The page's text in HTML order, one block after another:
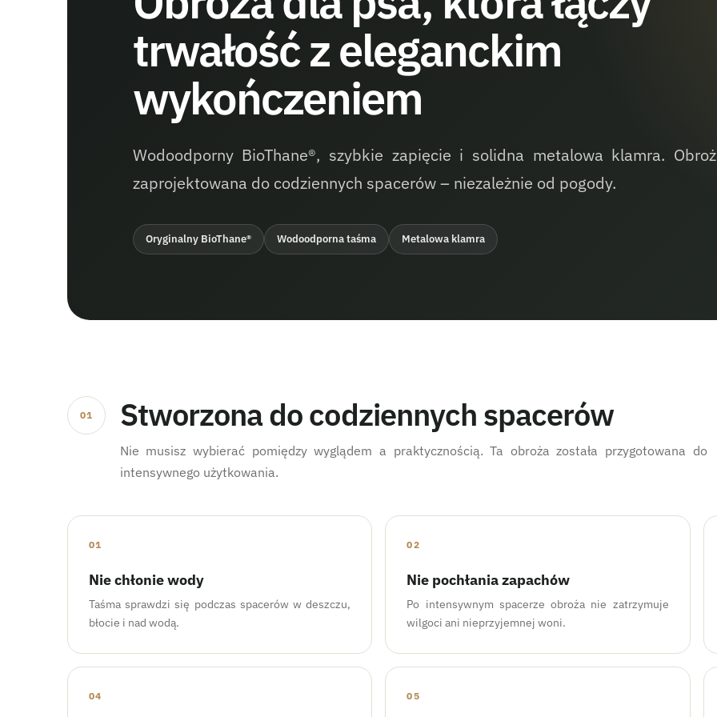
trwałość z eleganckim
wykończeniem
Wodoodporny BioThane®, szybkie zapięcie i solidna metalowa klamra.
zaprojektowana do codziennych spacerów – niezależnie od pogody.
Oryginalny BioThane® Wodoodporna taśma Metalowa klamra
01 Stworzona do codziennych spacerów
Nie musisz wybierać pomiędzy wyglądem a praktycznością. Ta obroża została przygotowana do
intensywnego użytkowania.
01
Nie chłonie wody
Taśma sprawdzi się podczas spacerów w deszczu,
błocie i nad wodą.
02
Nie pochłania zapachów
Po intensywnym spacerze obroża nie zatrzymuje
wilgoci ani nieprzyjemnej woni.
04 05